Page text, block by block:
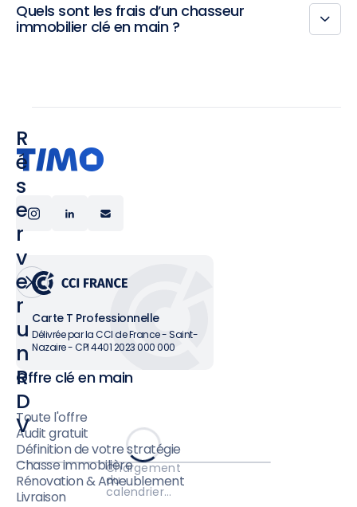
Quels sont les frais d’un chasseur
immobilier clé en main ?
R
é
s
e
r
v
e
r
u
n
R
D
V
Chargement
du
calendrier…
Carte T Professionnelle
Délivrée par la CCI de France - Saint-
Nazaire - CPI 4401 2023 000 000
Offre clé en main
Toute l'offre
Audit gratuit
Définition de votre stratégie
Chasse immobilière
Rénovation & Ameublement
Livraison